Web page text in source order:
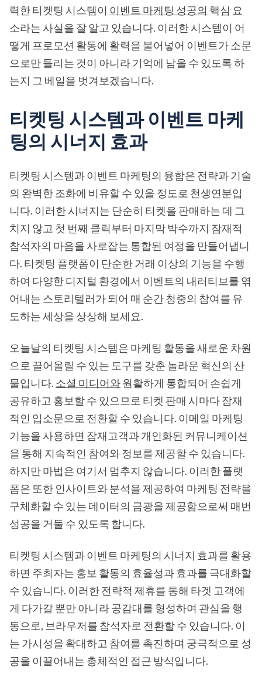
력한 티켓팅 시스템이 이벤트 마케팅 성공의 핵심 요
소라는 사실을 잘 알고 있습니다. 이러한 시스템이 어
떻게 프로모션 활동에 활력을 불어넣어 이벤트가 소문
으로만 들리는 것이 아니라 기억에 남을 수 있도록 하
는지 그 베일을 벗겨보겠습니다.
티켓팅 시스템과 이벤트 마케
팅의 시너지 효과
티켓팅 시스템과 이벤트 마케팅의 융합은 전략과 기술
의 완벽한 조화에 비유할 수 있을 정도로 천생연분입
니다. 이러한 시너지는 단순히 티켓을 판매하는 데 그
치지 않고 첫 번째 클릭부터 마지막 박수까지 잠재적
참석자의 마음을 사로잡는 통합된 여정을 만들어냅니
다. 티켓팅 플랫폼이 단순한 거래 이상의 기능을 수행
하여 다양한 디지털 환경에서 이벤트의 내러티브를 엮
어내는 스토리텔러가 되어 매 순간 청중의 참여를 유
도하는 세상을 상상해 보세요.
오늘날의 티켓팅 시스템은 마케팅 활동을 새로운 차원
으로 끌어올릴 수 있는 도구를 갖춘 놀라운 혁신의 산
물입니다. 소셜 미디어와원활하게 통합되어 손쉽게
공유하고 홍보할 수 있으므로 티켓 판매 시마다 잠재
적인 입소문으로 전환할 수 있습니다. 이메일 마케팅
기능을 사용하면 잠재고객과 개인화된 커뮤니케이션
을 통해 지속적인 참여와 정보를 제공할 수 있습니다.
하지만 마법은 여기서 멈추지 않습니다. 이러한 플랫
폼은 또한 인사이트와 분석을 제공하여 마케팅 전략을
구체화할 수 있는 데이터의 금광을 제공함으로써 매번
성공을 거둘 수 있도록 합니다.
티켓팅 시스템과 이벤트 마케팅의 시너지 효과를 활용
하면 주최자는 홍보 활동의 효율성과 효과를 극대화할
수 있습니다. 이러한 전략적 제휴를 통해 타겟 고객에
게 다가갈 뿐만 아니라 공감대를 형성하여 관심을 행
동으로, 브라우저를 참석자로 전환할 수 있습니다. 이
는 가시성을 확대하고 참여를 촉진하며 궁극적으로 성
공을 이끌어내는 총체적인 접근 방식입니다.